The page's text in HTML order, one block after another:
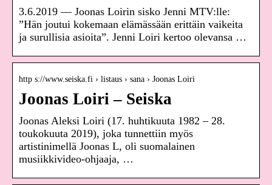
3.6.2019 — Joonas Loirin sisko Jenni MTV:lle:
”Hän joutui kokemaan elämässään erittäin vaikeita
ja surullisia asioita”. Jenni Loiri kertoo olevansa …
http s://www.seiska.fi › listaus › sana › Joonas Loiri
Joonas Loiri – Seiska
Joonas Aleksi Loiri (17. huhtikuuta 1982 – 28.
toukokuuta 2019), joka tunnettiin myös
artistinimellä Joonas L, oli suomalainen
musiikkivideo-ohjaaja, …